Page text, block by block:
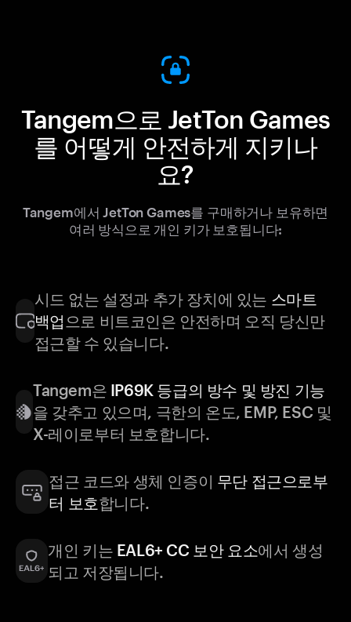
Tangem으로 JetTon Games
를 어떻게 안전하게 지키나
요?
Tangem에서 JetTon Games를 구매하거나 보유하면
여러 방식으로 개인 키가 보호됩니다:
시드 없는 설정과 추가 장치에 있는 스마트
백업 으로 비트코인은 안전하며 오직 당신만
접근할 수 있습니다.
Tangem은 IP69K 등급의 방수 및 방진 기능
을 갖추고 있으며, 극한의 온도, EMP, ESC 및
X-레이로부터 보호합니다.
접근 코드와 생체 인증이 무단 접근으로부
터 보호합니다.
개인 키는 EAL6+ CC 보안 요소에서 생성
되고 저장됩니다.